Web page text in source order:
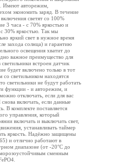
Имеют авторежим,
экономить заряд. В течение
светят со 100%
3 часа - с 70% яркостью и
с 30% яркостью. Так мы
яркий свет в нужное время
захода солнца) и гарантию
освещения хватит до
важное преимущество для
встроен датчик
будет включено только в тот
со светильником находятся
светильники не будут работать
функции - и авторежим, и
отключать, если для вас
включать, если данные
В комплекте поставляется
управления, который
включать и выключать свет,
устанавливать таймер
яркость. Надёжно защищены
и отлично работают в
диапазоне (от -20°C до
сменным